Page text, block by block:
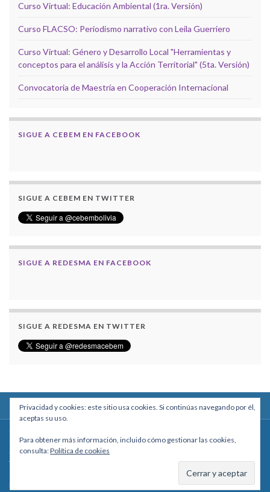
Curso Virtual: Educación Ambiental (1ra. Versión)
Curso FLACSO: Periodismo narrativo con Leila Guerriero
Curso Virtual: Género y Desarrollo Local "Herramientas y
conceptos para el análisis y la Acción Territorial" (5ta. Versión)
Convocatoria de Maestría en Cooperación Internacional
SIGUE A CEBEM EN FACEBOOK
SIGUE A CEBEM EN TWITTER
SIGUE A REDESMA EN FACEBOOK
SIGUE A REDESMA EN TWITTER
Calle Macario Pinilla # 2588 esq. Av. Arce, Edificio Arcadia, Mezzanine, Of. 101
- La Paz, Bolivia
Teléfono: +591 2431818 - Celular: +591 73027636
Privacidad y cookies: este sitio usa cookies. Si continúas navegando por él,
aceptas su uso.
Para obtener más información, incluido cómo gestionar las cookies,
consulta:Política de cookies